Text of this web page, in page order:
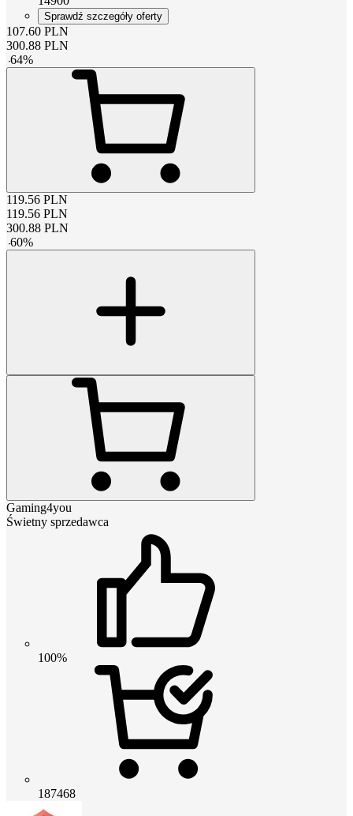
Sprawdź szczegóły oferty
107.60 PLN
300.88 PLN
-64%
119.56 PLN
119.56 PLN
300.88 PLN
-60%
Gaming4you
Świetny sprzedawca
100%
187468